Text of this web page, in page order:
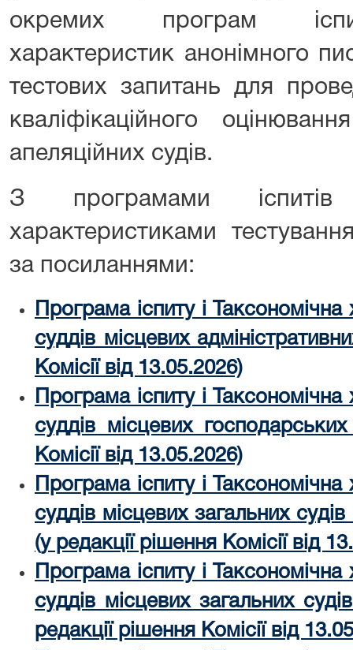
окремих програм
характеристик анонімного
тестових запитань для
кваліфікаційного
апеляційних судів.
З програмами іспитів
характеристиками
за посиланнями:
Програма іспиту і
суддів місцевих
Комісії від 13.05.2026)
Програма іспиту і
суддів місцевих
Комісії від 13.05.2026)
Програма іспиту і
суддів місцевих загальних судів
(у редакції рішення Комісії від
Програма іспиту і
суддів місцевих загальних
редакції рішення Комісії від